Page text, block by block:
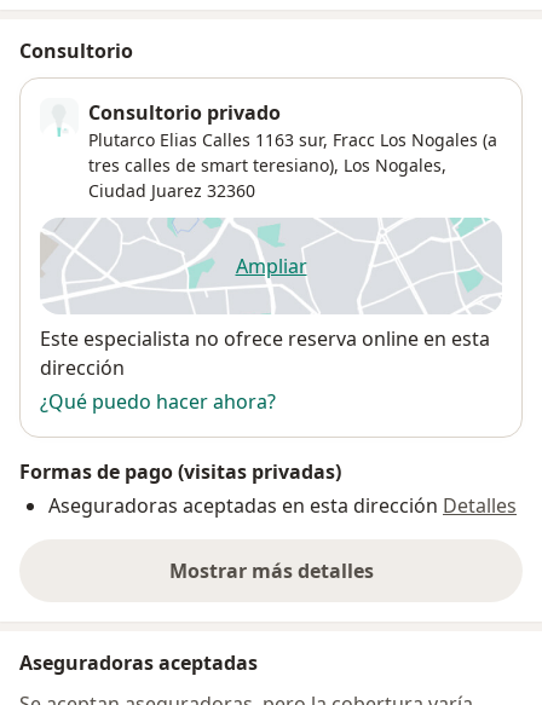
Consultorio
Consultorio privado
Plutarco Elias Calles 1163 sur, Fracc Los Nogales (a
tres calles de smart teresiano), Los Nogales,
Ciudad Juarez 32360
Ampliarse abre en una nueva
Disponibilidad
Este especialista no ofrece reserva online en esta
dirección
¿Qué puedo hacer ahora?
Formas de pago (visitas privadas)
Aseguradoras aceptadas en esta dirección Detalles
Mostrar más detalles
sobre la dirección
Aseguradoras aceptadas